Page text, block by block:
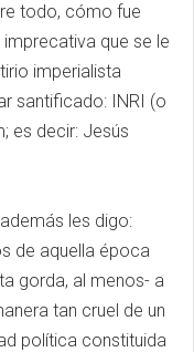
todo, cómo fue
que se le
imperialista
santificado: INRI (o
es decir: Jesús
les digo:
de aquella época
gorda, al menos- a
tan cruel de un
política constituida